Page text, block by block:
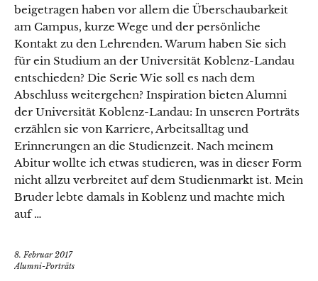
beigetragen haben vor allem die Überschaubarkeit
am Campus, kurze Wege und der persönliche
Kontakt zu den Lehrenden. Warum haben Sie sich
für ein Studium an der Universität Koblenz-Landau
entschieden? Die Serie Wie soll es nach dem
Abschluss weitergehen? Inspiration bieten Alumni
der Universität Koblenz-Landau: In unseren Porträts
erzählen sie von Karriere, Arbeitsalltag und
Erinnerungen an die Studienzeit. Nach meinem
Abitur wollte ich etwas studieren, was in dieser Form
nicht allzu verbreitet auf dem Studienmarkt ist. Mein
Bruder lebte damals in Koblenz und machte mich
auf …
8. Februar 2017
Alumni-Porträts